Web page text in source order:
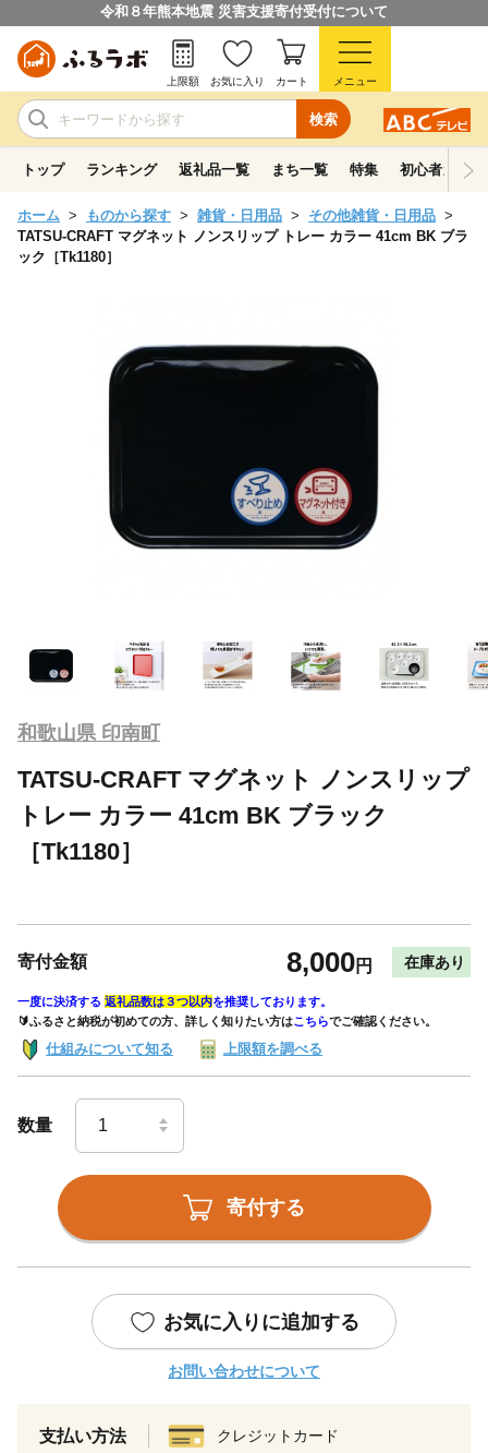
令和８年熊本地震 災害支援寄付受付について
検索
上限額 お気に入り カート メニュー
トップ ランキング 返礼品一覧 まち一覧 特集 初心者ガイド
ホーム ものから探す 雑貨・日用品
その他雑貨・日用品
TATSU-CRAFT マグネット ノンスリップ トレー カラー 41cm BK ブラ
ック［Tk1180］
和歌山県 印南町
TATSU-CRAFT マグネット ノンスリップ
トレー カラー 41cm BK ブラック
［Tk1180］
寄付金額 8,000円 在庫あり
一度に決済する 返礼品数は３つ以内を推奨しております。
🔰ふるさと納税が初めての方、詳しく知りたい方はこちらでご確認ください。
仕組みについて知る 上限額を調べる
数量
寄付する
お気に入りに追加する
お問い合わせについて
支払い方法 クレジットカード